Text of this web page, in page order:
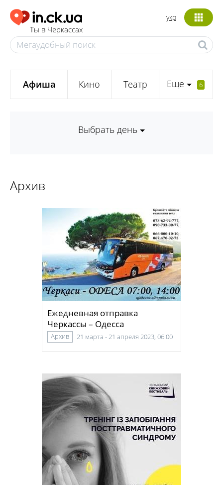
Ты в Черкассах
укр
Афиша Кино Театр Еще 6
Выбрать день
Архив
Ежедневная отправка
Черкассы – Одесса
Архив 21 марта - 21 апреля 2023, 06:00